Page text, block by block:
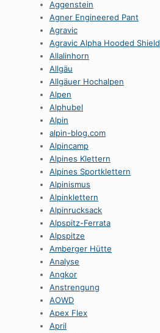
Aggenstein
Agner Engineered Pant
Agravic
Agravic Alpha Hooded Shield
Allalinhorn
Allgäu
Allgäuer Hochalpen
Alpen
Alphubel
Alpin
alpin-blog.com
Alpincamp
Alpines Klettern
Alpines Sportklettern
Alpinismus
Alpinklettern
Alpinrucksack
Alpspitz-Ferrata
Alpspitze
Amberger Hütte
Analyse
Angkor
Anstrengung
AOWD
Apex Flex
April